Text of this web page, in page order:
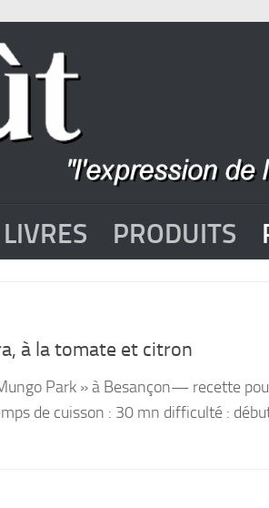
LIVRES PRODUITS
à la tomate et citron
Park » à Besançon— recette
de cuisson : 30 mn difficulté :